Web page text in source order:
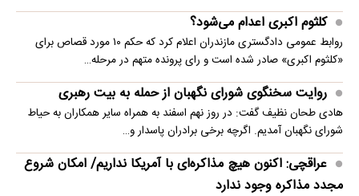
کلثوم اکبری اعدام می‌شود؟
روابط عمومی دادگستری مازندران اعلام کرد که حکم ۱۰ مورد قصاص برای
«کلثوم اکبری» صادر شده است و رای پرونده متهم در مرحله…
روایت سخنگوی شورای نگهبان از حمله به بیت رهبری
هادی طحان نظیف گفت: در روز نهم اسفند به همراه سایر همکاران به حیاط
شورای نگهبان آمدیم. اگرچه برخی برادران پاسدار و…
عراقچی: اکنون هیچ مذاکره‌ای با آمریکا نداریم/ امکان شروع
مجدد مذاکره وجود ندارد